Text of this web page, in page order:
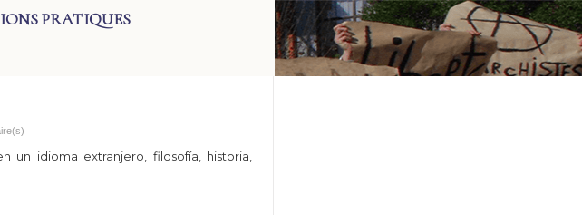
PRATIQUES
un idioma extranjero, filosofía, historia,